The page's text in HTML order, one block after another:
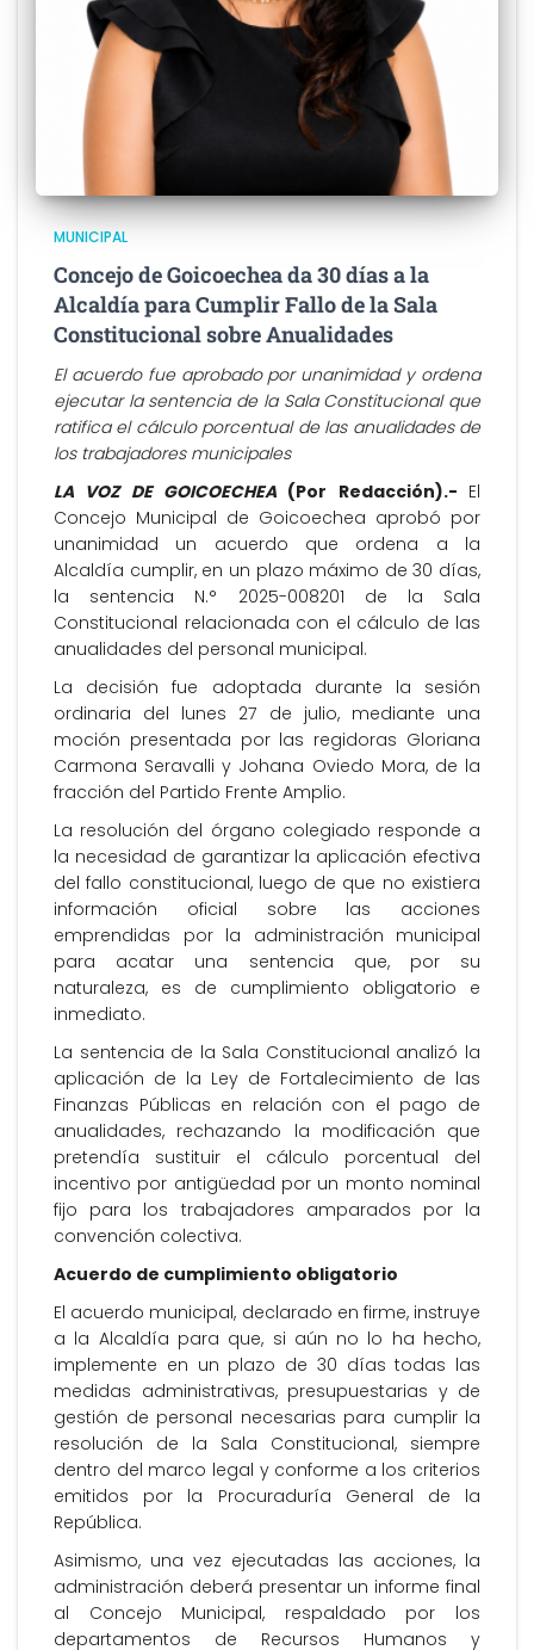
MUNICIPAL
Concejo de Goicoechea da 30 días a la
Alcaldía para Cumplir Fallo de la Sala
Constitucional sobre Anualidades
El acuerdo fue aprobado por unanimidad y ordena
ejecutar la sentencia de la Sala Constitucional que
ratifica el cálculo porcentual de las anualidades de
los trabajadores municipales
LA VOZ DE GOICOECHEA (Por Redacción).- El
Concejo Municipal de Goicoechea aprobó por
unanimidad un acuerdo que ordena a la
Alcaldía cumplir, en un plazo máximo de 30 días,
la sentencia N.° 2025-008201 de la Sala
Constitucional relacionada con el cálculo de las
anualidades del personal municipal.
La decisión fue adoptada durante la sesión
ordinaria del lunes 27 de julio, mediante una
moción presentada por las regidoras Gloriana
Carmona Seravalli y Johana Oviedo Mora, de la
fracción del Partido Frente Amplio.
La resolución del órgano colegiado responde a
la necesidad de garantizar la aplicación efectiva
del fallo constitucional, luego de que no existiera
información oficial sobre las acciones
emprendidas por la administración municipal
para acatar una sentencia que, por su
naturaleza, es de cumplimiento obligatorio e
inmediato.
La sentencia de la Sala Constitucional analizó la
aplicación de la Ley de Fortalecimiento de las
Finanzas Públicas en relación con el pago de
anualidades, rechazando la modificación que
pretendía sustituir el cálculo porcentual del
incentivo por antigüedad por un monto nominal
fijo para los trabajadores amparados por la
convención colectiva.
Acuerdo de cumplimiento obligatorio
El acuerdo municipal, declarado en firme, instruye
a la Alcaldía para que, si aún no lo ha hecho,
implemente en un plazo de 30 días todas las
medidas administrativas, presupuestarias y de
gestión de personal necesarias para cumplir la
resolución de la Sala Constitucional, siempre
dentro del marco legal y conforme a los criterios
emitidos por la Procuraduría General de la
República.
Asimismo, una vez ejecutadas las acciones, la
administración deberá presentar un informe final
al Concejo Municipal, respaldado por los
departamentos de Recursos Humanos y